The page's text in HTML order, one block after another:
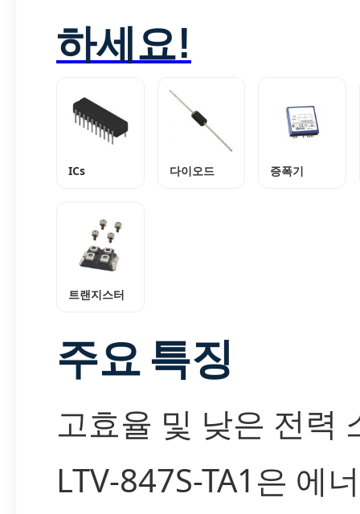
하세요!
ICs 다이오드 증폭기
트랜지스터
주요 특징
고효율 및 낮은 전력
LTV-847S-TA1은 에